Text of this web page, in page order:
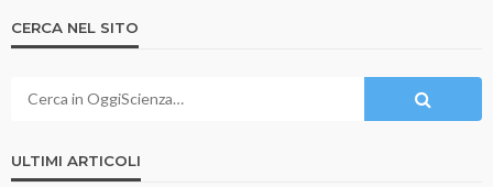
CERCA NEL SITO
ULTIMI ARTICOLI